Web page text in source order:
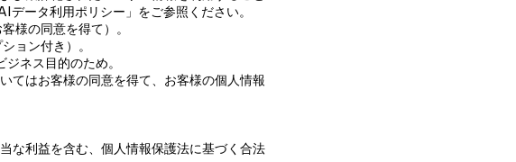
ータ利用ポリシー」をご参照ください。
様の同意を得て）。
ョン付き）。
ネス目的のため。
てはお客様の同意を得て、お客様の個人情報
な利益を含む、個人情報保護法に基づく合法